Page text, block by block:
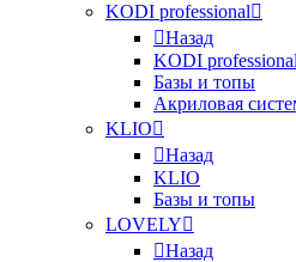
KODI professional
Назад
KODI professional
Базы и топы
Акриловая
KLIO
Назад
KLIO
Базы и топы
LOVELY
Назад